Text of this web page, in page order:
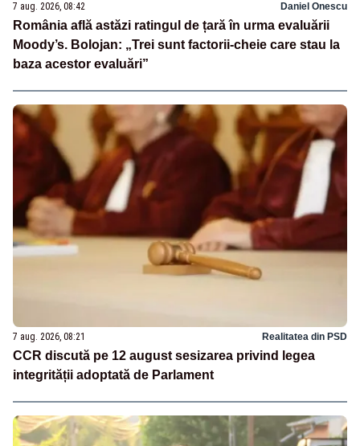
7 aug. 2026, 08:42 Daniel Onescu
România află astăzi ratingul de țară în urma evaluării
Moody’s. Bolojan: „Trei sunt factorii-cheie care stau la
baza acestor evaluări”
7 aug. 2026, 08:21 Realitatea din PSD
CCR discută pe 12 august sesizarea privind legea
integrității adoptată de Parlament